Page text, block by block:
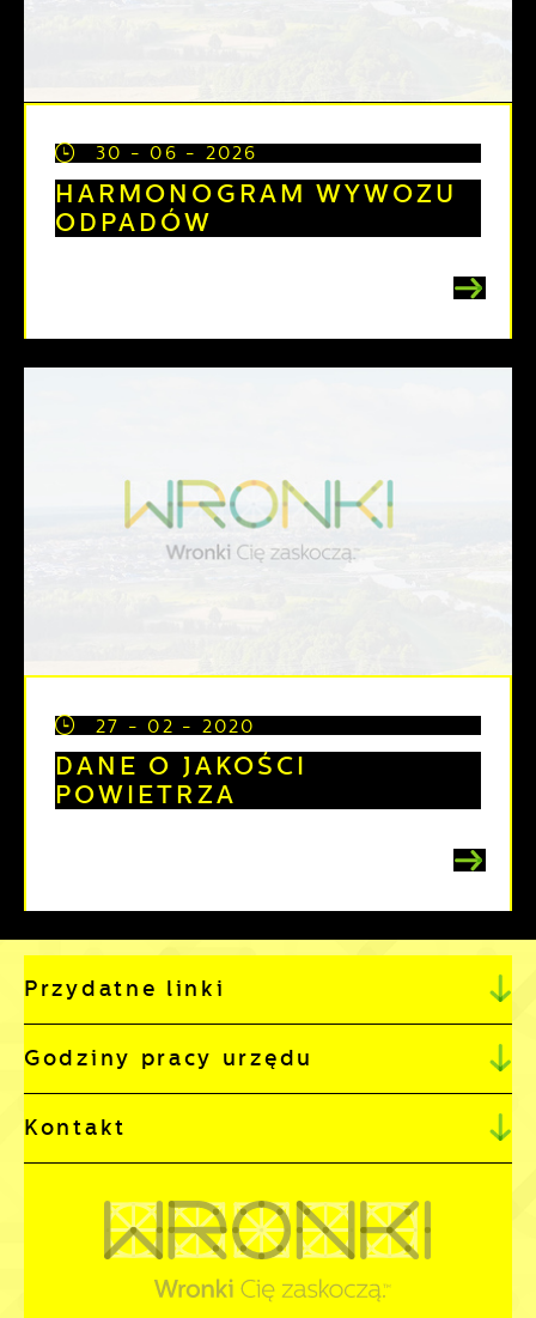
30 - 06 - 2026
HARMONOGRAM WYWOZU
ODPADÓW
27 - 02 - 2020
DANE O JAKOŚCI
POWIETRZA
Przydatne linki
Godziny pracy urzędu
Kontakt